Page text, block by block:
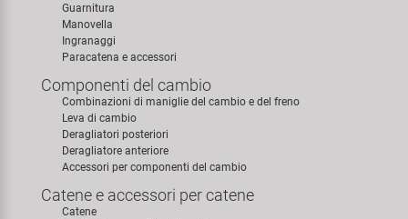
Guarnitura
Manovella
Ingranaggi
Paracatena e accessori
Componenti del cambio
Combinazioni di maniglie del cambio e del freno
Leva di cambio
Deragliatori posteriori
Deragliatore anteriore
Accessori per componenti del cambio
Catene e accessori per catene
Catene